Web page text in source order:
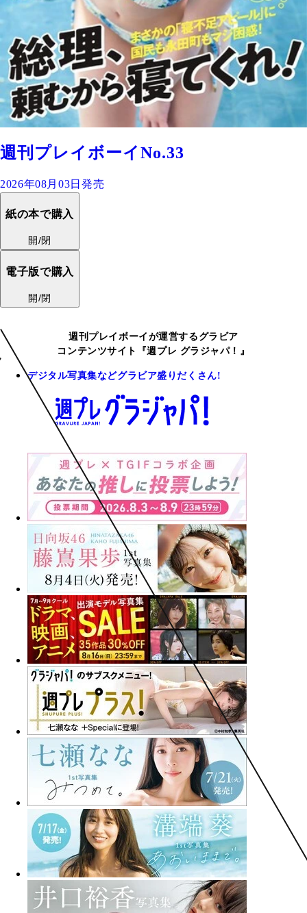
週刊プレイボーイNo.33
2026年08月03日発売
紙の本で購入
開/閉
電子版で購入
開/閉
週刊プレイボーイが運営するグラビア
コンテンツサイト『週プレ グラジャパ！』
デジタル写真集などグラビア盛りだくさん!